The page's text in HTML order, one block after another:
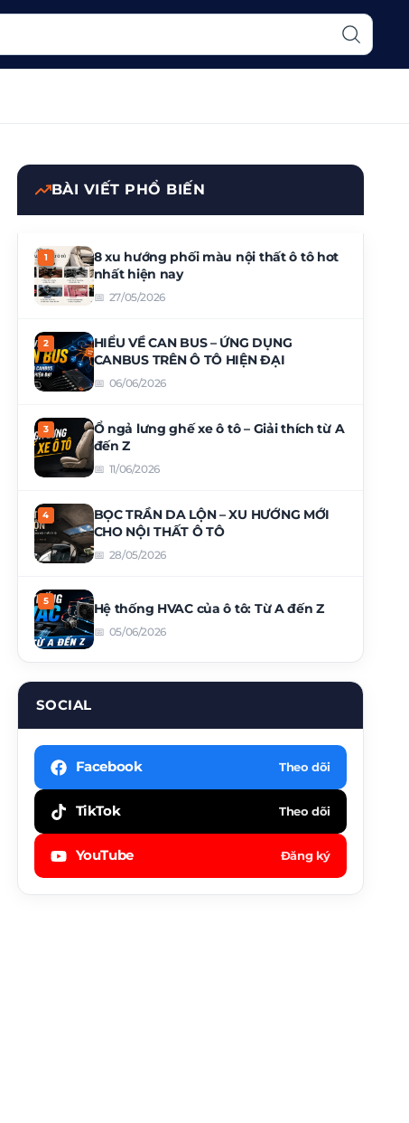
BÀI VIẾT PHỔ BIẾN
8 xu hướng phối màu nội thất ô tô hot
nhất hiện nay
27/05/2026
HIỂU VỀ CAN BUS – ỨNG DỤNG
CANBUS TRÊN Ô TÔ HIỆN ĐẠI
06/06/2026
Ổ ngả lưng ghế xe ô tô – Giải thích từ A
đến Z
11/06/2026
BỌC TRẦN DA LỘN – XU HƯỚNG MỚI
CHO NỘI THẤT Ô TÔ
28/05/2026
Hệ thống HVAC của ô tô: Từ A đến Z
05/06/2026